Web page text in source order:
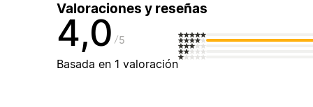
Valoraciones y reseñas
4,0 5
Basada en 1 valoración